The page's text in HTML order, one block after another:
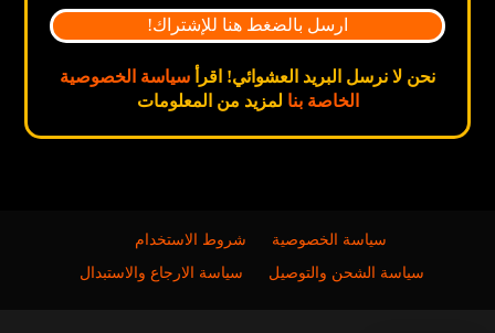
نحن لا نرسل البريد العشوائي! اقرأ سياسة الخصوصية
الخاصة بنا لمزيد من المعلومات
سياسة الخصوصية
شروط الاستخدام
سياسة الشحن والتوصيل
سياسة الارجاع والاستبدال